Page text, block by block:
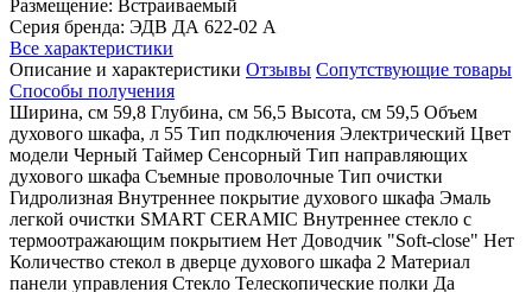
Размещение: Встраиваемый
Серия бренда: ЭДВ ДА 622-02 А
Все характеристики
Описание и характеристики Отзывы Сопутствующие товары
Способы получения
Ширина, см 59,8 Глубина, см 56,5 Высота, см 59,5 Объем
духового шкафа, л 55 Тип подключения Электрический Цвет
модели Черный Таймер Сенсорный Тип направляющих
духового шкафа Съемные проволочные Тип очистки
Гидролизная Внутреннее покрытие духового шкафа Эмаль
легкой очистки SMART CERAMIC Внутреннее стекло с
термоотражающим покрытием Нет Доводчик "Soft-close" Нет
Количество стекол в дверце духового шкафа 2 Материал
панели управления Стекло Телескопические полки Да